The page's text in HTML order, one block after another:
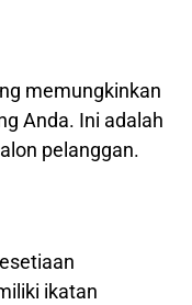
memungkinkan
Anda. Ini adalah
pelanggan.
ikatan